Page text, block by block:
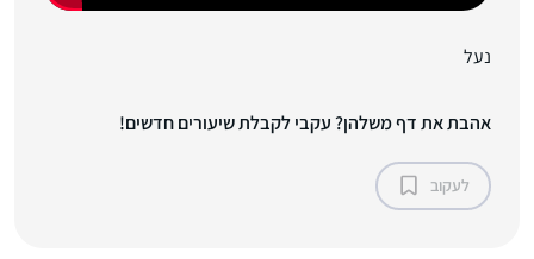
נעל
אהבת את דף משלהן? עקבי לקבלת שיעורים חדשים!
לעקוב